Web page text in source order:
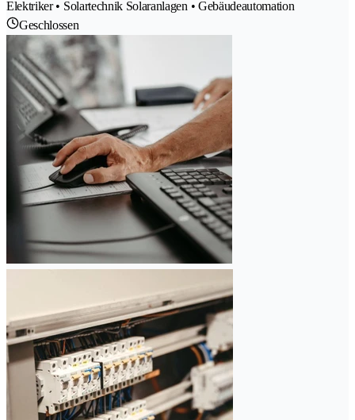
Elektriker • Solartechnik Solaranlagen • Gebäudeautomation
Geschlossen